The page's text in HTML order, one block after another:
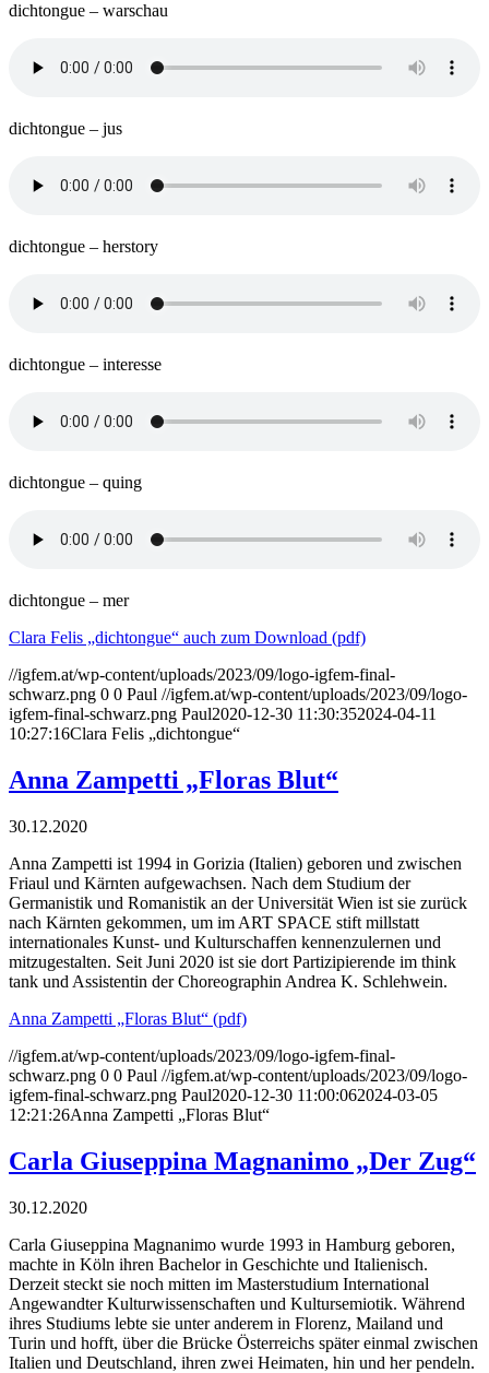
dichtongue – warschau
dichtongue – jus
dichtongue – herstory
dichtongue – interesse
dichtongue – quing
dichtongue – mer
Clara Felis „dichtongue“ auch zum Download (pdf)
//igfem.at/wp-content/uploads/2023/09/logo-igfem-final-
schwarz.png 0 0 Paul //igfem.at/wp-content/uploads/2023/09/logo-
igfem-final-schwarz.png Paul2020-12-30 11:30:352024-04-11
10:27:16Clara Felis „dichtongue“
Anna Zampetti „Floras Blut“
30.12.2020
Anna Zampetti ist 1994 in Gorizia (Italien) geboren und zwischen
Friaul und Kärnten aufgewachsen. Nach dem Studium der
Germanistik und Romanistik an der Universität Wien ist sie zurück
nach Kärnten gekommen, um im ART SPACE stift millstatt
internationales Kunst- und Kulturschaffen kennenzulernen und
mitzugestalten. Seit Juni 2020 ist sie dort Partizipierende im think
tank und Assistentin der Choreographin Andrea K. Schlehwein.
Anna Zampetti „Floras Blut“ (pdf)
//igfem.at/wp-content/uploads/2023/09/logo-igfem-final-
schwarz.png 0 0 Paul //igfem.at/wp-content/uploads/2023/09/logo-
igfem-final-schwarz.png Paul2020-12-30 11:00:062024-03-05
12:21:26Anna Zampetti „Floras Blut“
Carla Giuseppina Magnanimo „Der Zug“
30.12.2020
Carla Giuseppina Magnanimo wurde 1993 in Hamburg geboren,
machte in Köln ihren Bachelor in Geschichte und Italienisch.
Derzeit steckt sie noch mitten im Masterstudium International
Angewandter Kulturwissenschaften und Kultursemiotik. Während
ihres Studiums lebte sie unter anderem in Florenz, Mailand und
Turin und hofft, über die Brücke Österreichs später einmal zwischen
Italien und Deutschland, ihren zwei Heimaten, hin und her pendeln.